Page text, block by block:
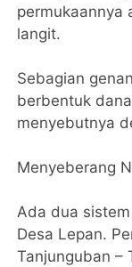
permukaannya
langit.
Sebagian
berbentuk
menyebutnya
Menyeberang
Ada dua
Desa Lepan.
Tanjunguban –